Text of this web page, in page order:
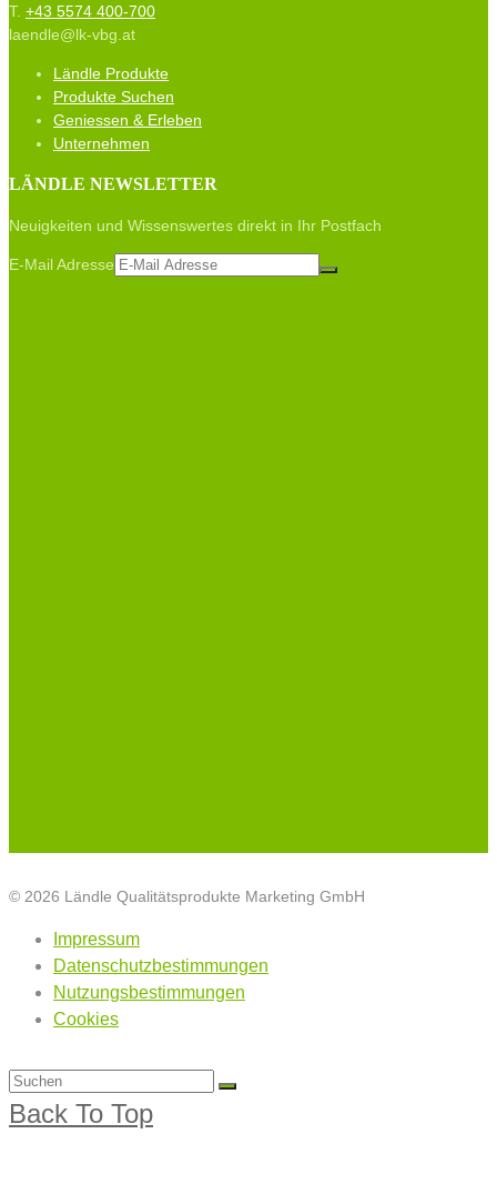
T. +43 5574 400-700
laendle@lk-vbg.at
Ländle Produkte
Produkte Suchen
Geniessen & Erleben
Unternehmen
LÄNDLE NEWSLETTER
Neuigkeiten und Wissenswertes direkt in Ihr Postfach
E-Mail Adresse
© 2026 Ländle Qualitätsprodukte Marketing GmbH
Impressum
Datenschutzbestimmungen
Nutzungsbestimmungen
Cookies
Back To Top